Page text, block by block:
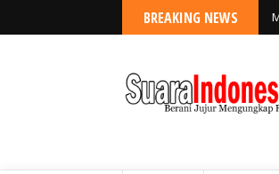
BREAKING NEWS